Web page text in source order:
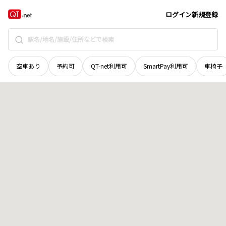
ログイン新規登録
空車あり 予約可 QT-net利用可 SmartPay利用可 車椅子
奈良県